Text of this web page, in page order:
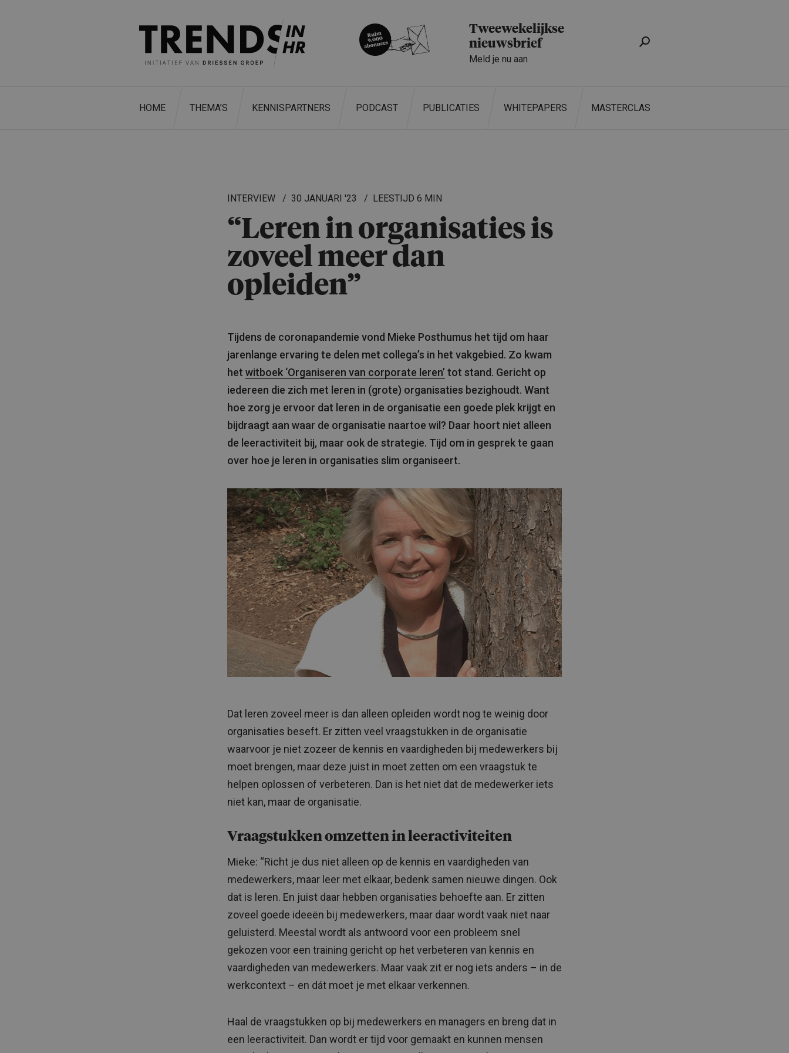
Tweewekelijkse
nieuwsbrief
Meld je nu aan
HOME THEMA’S KENNISPARTNERS PODCAST PUBLICATIES WHITEPAPERS MASTERCLASS
INTERVIEW 30 JANUARI '23 6 MIN
“Leren in organisa­ties is
zoveel meer dan
opleiden”
Tijdens de coronapandemie vond Mieke Posthumus het tijd om haar
jarenlange ervaring te delen met collega’s in het vakgebied. Zo kwam
het witboek ‘Organiseren van corporate leren’ tot stand. Gericht op
iedereen die zich met leren in (grote) organisaties bezighoudt. Want
hoe zorg je ervoor dat leren in de organisatie een goede plek krijgt en
bijdraagt aan waar de organisatie naartoe wil? Daar hoort niet alleen
de leeractiviteit bij, maar ook de strategie. Tijd om in gesprek te gaan
over hoe je leren in organisaties slim organiseert.
Dat leren zoveel meer is dan alleen opleiden wordt nog te weinig door
organisaties beseft. Er zitten veel vraagstukken in de organisatie
waarvoor je niet zozeer de kennis en vaardigheden bij medewerkers bij
moet brengen, maar deze juist in moet zetten om een vraagstuk te
helpen oplossen of verbeteren. Dan is het niet dat de medewerker iets
niet kan, maar de organisatie.
Vraagstukken omzetten in leeractiviteiten
Mieke: “Richt je dus niet alleen op de kennis en vaardigheden van
medewerkers, maar leer met elkaar, bedenk samen nieuwe dingen. Ook
dat is leren. En juist daar hebben organisaties behoefte aan. Er zitten
zoveel goede ideeën bij medewerkers, maar daar wordt vaak niet naar
geluisterd. Meestal wordt als antwoord voor een probleem snel
gekozen voor een training gericht op het verbeteren van kennis en
vaardigheden van medewerkers. Maar vaak zit er nog iets anders – in de
werkcontext – en dát moet je met elkaar verkennen.
Haal de vraagstukken op bij medewerkers en managers en breng dat in
een leeractiviteit. Dan wordt er tijd voor gemaakt en kunnen mensen